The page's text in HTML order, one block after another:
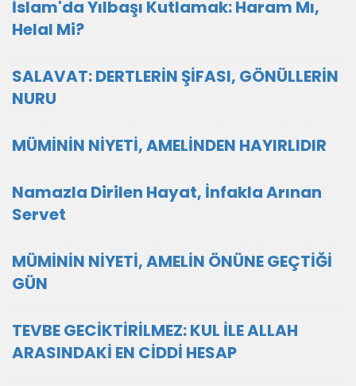
İslam'da Yılbaşı Kutlamak: Haram Mı,
Helal Mi?
SALAVAT: DERTLERİN ŞİFASI, GÖNÜLLERİN
NURU
MÜMİNİN NİYETİ, AMELİNDEN HAYIRLIDIR
Namazla Dirilen Hayat, İnfakla Arınan
Servet
MÜMİNİN NİYETİ, AMELİN ÖNÜNE GEÇTİĞİ
GÜN
TEVBE GECİKTİRİLMEZ: KUL İLE ALLAH
ARASINDAKİ EN CİDDİ HESAP